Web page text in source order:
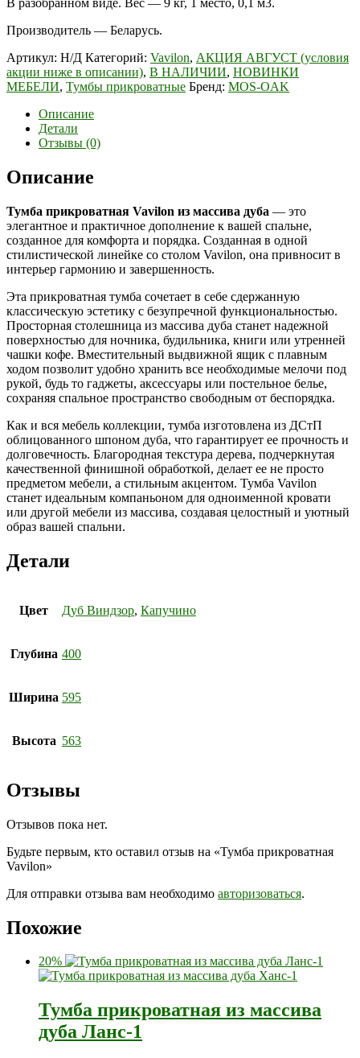
В разобранном виде. Вес — 9 кг, 1 место, 0,1 м3.
Производитель — Беларусь.
Артикул: Н/Д Категорий: Vavilon, АКЦИЯ АВГУСТ (условия
акции ниже в описании), В НАЛИЧИИ, НОВИНКИ
МЕБЕЛИ, Тумбы прикроватные Бренд: MOS-OAK
Описание
Детали
Отзывы (0)
Описание
Тумба прикроватная Vavilon из массива дуба — это
элегантное и практичное дополнение к вашей спальне,
созданное для комфорта и порядка. Созданная в одной
стилистической линейке со столом Vavilon, она привносит в
интерьер гармонию и завершенность.
Эта прикроватная тумба сочетает в себе сдержанную
классическую эстетику с безупречной функциональностью.
Просторная столешница из массива дуба станет надежной
поверхностью для ночника, будильника, книги или утренней
чашки кофе. Вместительный выдвижной ящик с плавным
ходом позволит удобно хранить все необходимые мелочи под
рукой, будь то гаджеты, аксессуары или постельное белье,
сохраняя спальное пространство свободным от беспорядка.
Как и вся мебель коллекции, тумба изготовлена из ДСтП
облицованного шпоном дуба, что гарантирует ее прочность и
долговечность. Благородная текстура дерева, подчеркнутая
качественной финишной обработкой, делает ее не просто
предметом мебели, а стильным акцентом. Тумба Vavilon
станет идеальным компаньоном для одноименной кровати
или другой мебели из массива, создавая целостный и уютный
образ вашей спальни.
Детали
Цвет Дуб Виндзор, Капучино
Глубина 400
Ширина 595
Высота 563
Отзывы
Отзывов пока нет.
Будьте первым, кто оставил отзыв на «Тумба прикроватная
Vavilon»
Для отправки отзыва вам необходимо авторизоваться.
Похожие
20%
Тумба прикроватная из массива
дуба Ланс-1